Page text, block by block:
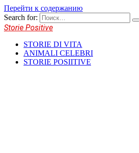
Перейти к содержанию
Search for:
Storie Positive
STORIE DI VITA
ANIMALI CELEBRI
STORIE POSIITIVE